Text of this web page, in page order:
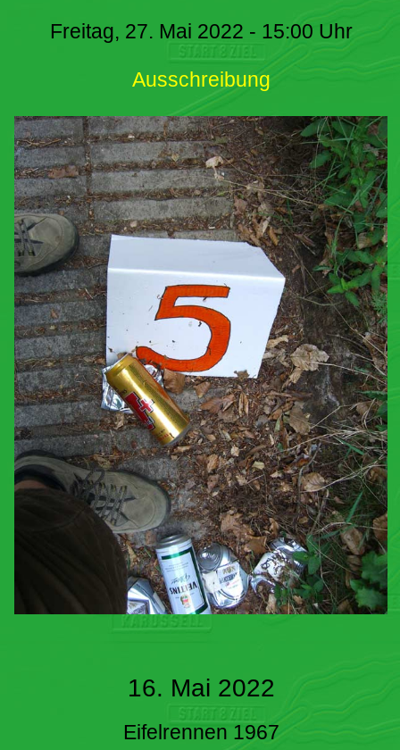
Freitag, 27. Mai 2022 - 15:00 Uhr
Ausschreibung
16. Mai 2022
Eifelrennen 1967